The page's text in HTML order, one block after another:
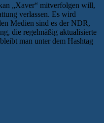
„Xaver“ mitverfolgen will,
verlassen. Es wird
Medien sind es der NDR,
die regelmäßig aktualisierte
man unter dem Hashtag